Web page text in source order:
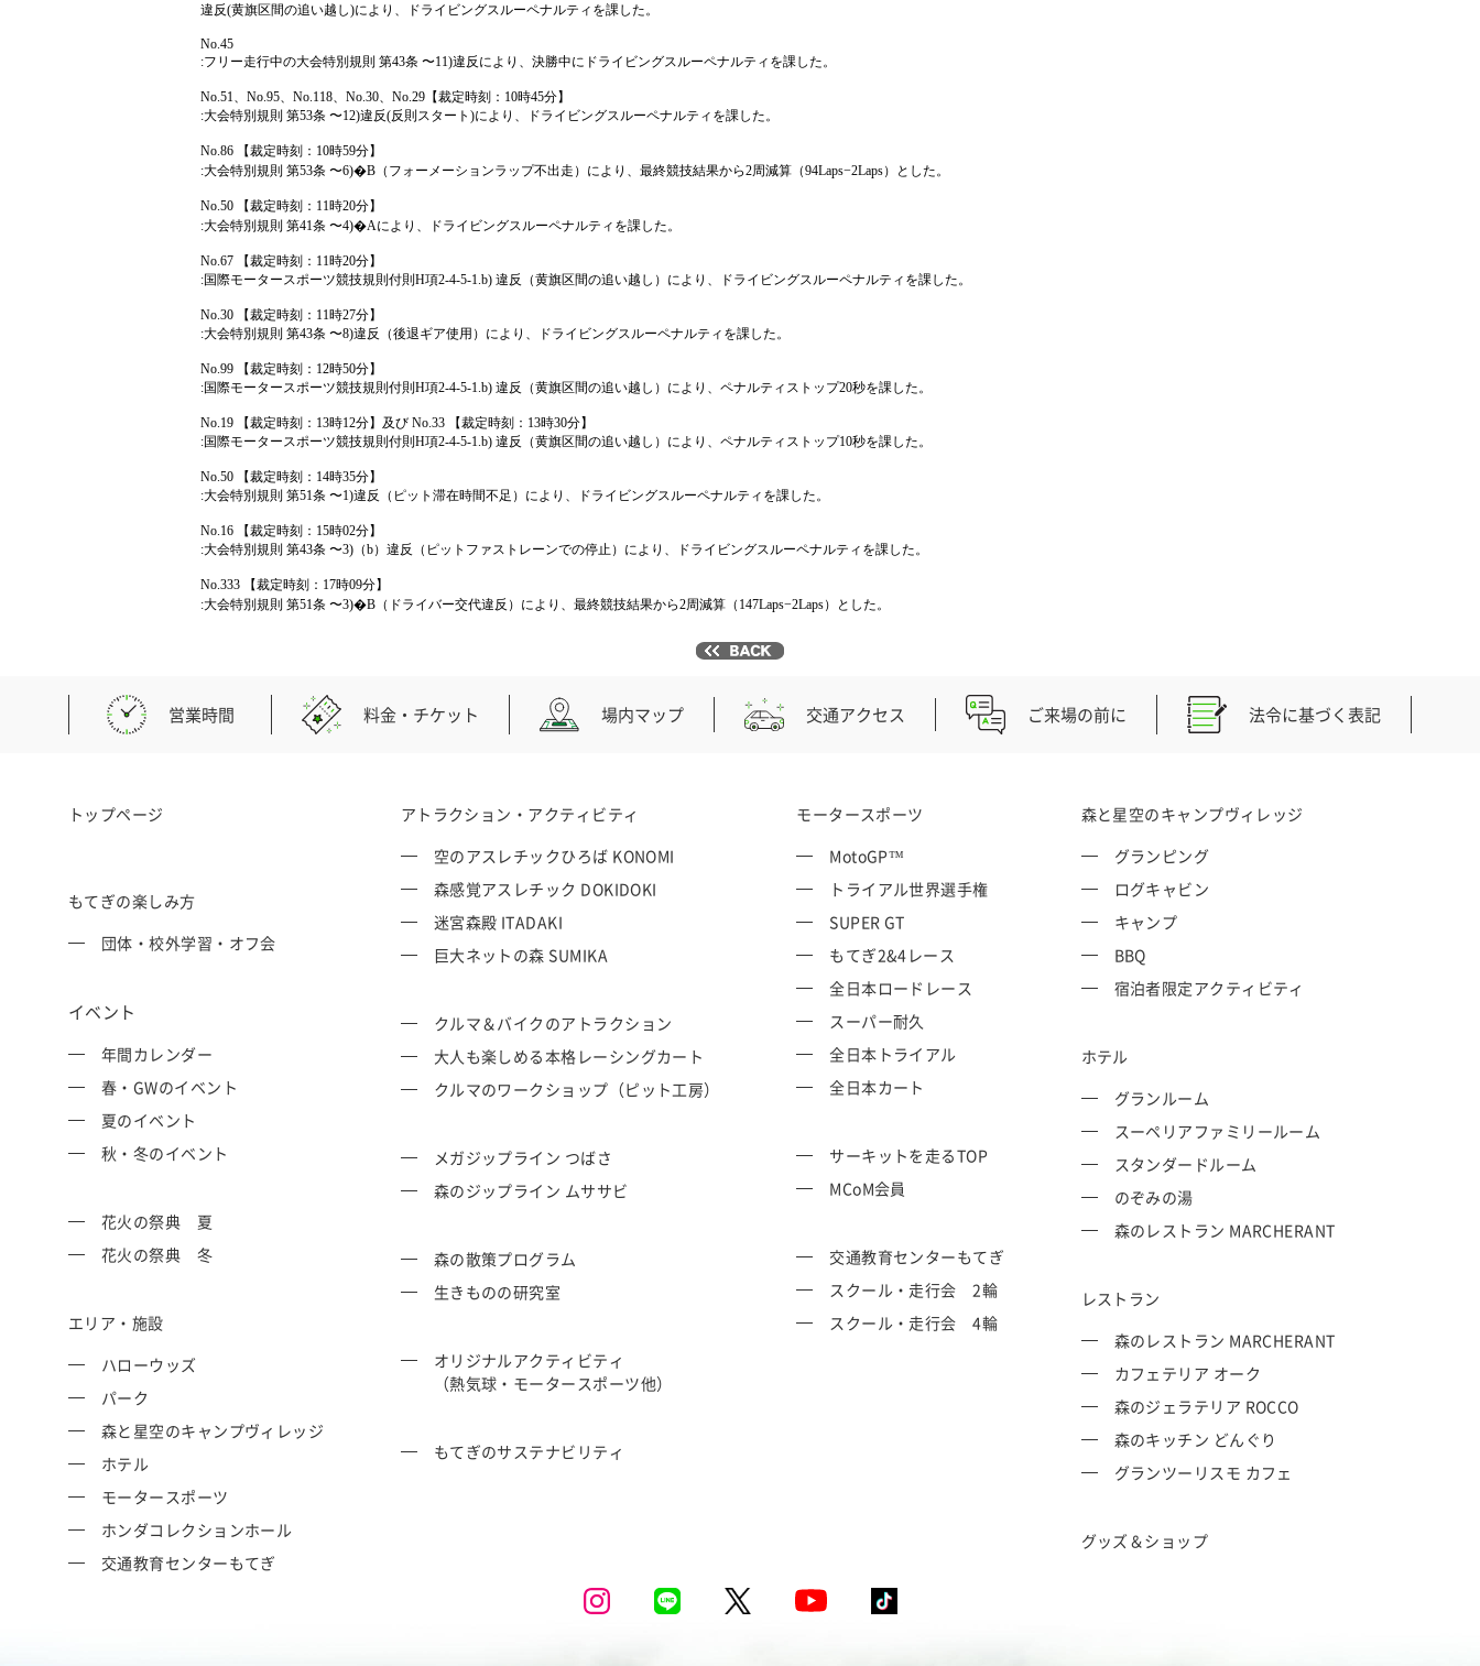
違反(黄旗区間の追い越し)により、ドライビングスルーペナルティを課した。
No.45
:フリー走行中の大会特別規則 第43条 〜11)違反により、決勝中にドライビングスルーペナルティを課した。
No.51、No.95、No.118、No.30、No.29【裁定時刻：10時45分】
:大会特別規則 第53条 〜12)違反(反則スタート)により、ドライビングスルーペナルティを課した。
No.86 【裁定時刻：10時59分】
:大会特別規則 第53条 〜6)�B（フォーメーションラップ不出走）により、最終競技結果から2周減算（94Laps−2Laps）とした。
No.50 【裁定時刻：11時20分】
:大会特別規則 第41条 〜4)�Aにより、ドライビングスルーペナルティを課した。
No.67 【裁定時刻：11時20分】
:国際モータースポーツ競技規則付則H項2-4-5-1.b) 違反（黄旗区間の追い越し）により、ドライビングスルーペナルティを課した。
No.30 【裁定時刻：11時27分】
:大会特別規則 第43条 〜8)違反（後退ギア使用）により、ドライビングスルーペナルティを課した。
No.99 【裁定時刻：12時50分】
:国際モータースポーツ競技規則付則H項2-4-5-1.b) 違反（黄旗区間の追い越し）により、ペナルティストップ20秒を課した。
No.19 【裁定時刻：13時12分】及び No.33 【裁定時刻：13時30分】
:国際モータースポーツ競技規則付則H項2-4-5-1.b) 違反（黄旗区間の追い越し）により、ペナルティストップ10秒を課した。
No.50 【裁定時刻：14時35分】
:大会特別規則 第51条 〜1)違反（ピット滞在時間不足）により、ドライビングスルーペナルティを課した。
No.16 【裁定時刻：15時02分】
:大会特別規則 第43条 〜3)（b）違反（ピットファストレーンでの停止）により、ドライビングスルーペナルティを課した。
No.333 【裁定時刻：17時09分】
:大会特別規則 第51条 〜3)�B（ドライバー交代違反）により、最終競技結果から2周減算（147Laps−2Laps）とした。
営業時間 料金・チケット 場内マップ 交通アクセス ご来場の前に 法令に基づく表記
トップページ
もてぎの楽しみ方
団体・校外学習・オフ会
イベント
年間カレンダー
春・GWのイベント
夏のイベント
秋・冬のイベント
花火の祭典 夏
花火の祭典 冬
エリア・施設
ハローウッズ
パーク
森と星空のキャンプヴィレッジ
ホテル
モータースポーツ
ホンダコレクションホール
交通教育センターもてぎ
アトラクション・アクティビティ
空のアスレチックひろば KONOMI
森感覚アスレチック DOKIDOKI
迷宮森殿 ITADAKI
巨大ネットの森 SUMIKA
クルマ＆バイクのアトラクション
大人も楽しめる本格レーシングカート
クルマのワークショップ（ピット工房）
メガジップライン つばさ
森のジップライン ムササビ
森の散策プログラム
生きものの研究室
オリジナルアクティビティ
（熱気球・モータースポーツ他）
もてぎのサステナビリティ
モータースポーツ
MotoGP™
トライアル世界選手権
SUPER GT
もてぎ2&4レース
全日本ロードレース
スーパー耐久
全日本トライアル
全日本カート
サーキットを走るTOP
MCoM会員
交通教育センターもてぎ
スクール・走行会 2輪
スクール・走行会 4輪
森と星空のキャンプヴィレッジ
グランピング
ログキャビン
キャンプ
BBQ
宿泊者限定アクティビティ
ホテル
グランルーム
スーペリアファミリールーム
スタンダードルーム
のぞみの湯
森のレストラン MARCHERANT
レストラン
森のレストラン MARCHERANT
カフェテリア オーク
森のジェラテリア ROCCO
森のキッチン どんぐり
グランツーリスモ カフェ
グッズ＆ショップ